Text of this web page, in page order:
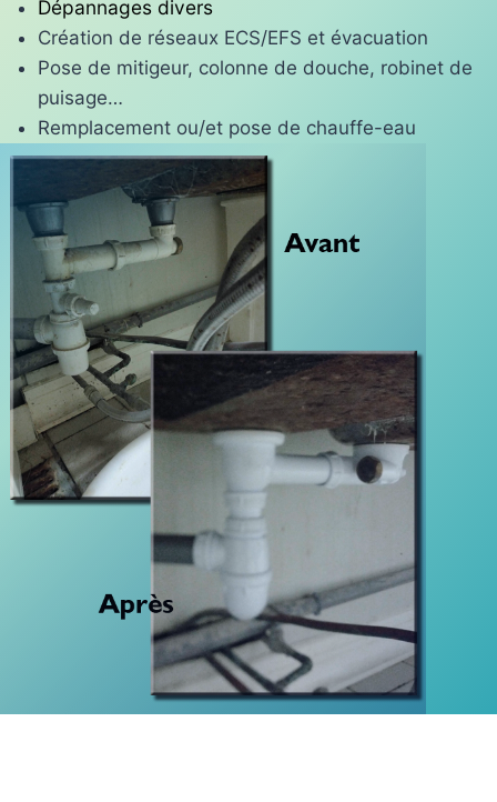
Dépannages divers
Création de réseaux ECS/EFS et évacuation
Pose de mitigeur, colonne de douche, robinet de
puisage…
Remplacement ou/et pose de chauffe-eau